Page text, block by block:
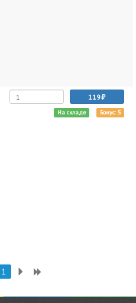
119
На складе Бонус: 5
1